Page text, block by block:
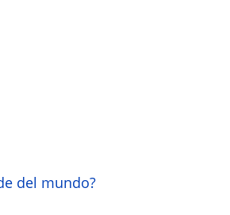
del mundo?